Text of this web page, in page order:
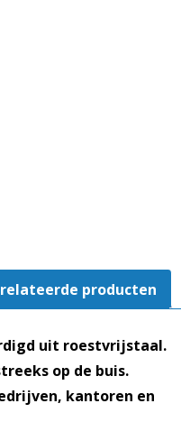
producten
uit roestvrijstaal.
op de buis.
kantoren en